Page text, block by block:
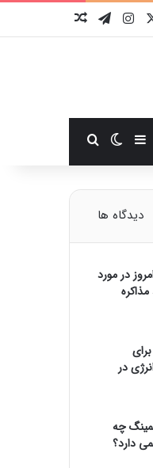
ایکس اینستاگرام
تلگرام
نوشته تصادفی
سایدبارتغییر پوسته
دیدگاه ها
در مورد
در
چه
دارد؟